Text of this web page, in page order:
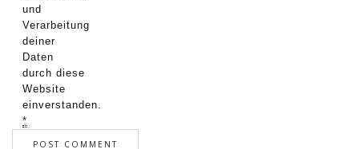
und
Verarbeitung
deiner
Daten
durch diese
Website
einverstanden.
*